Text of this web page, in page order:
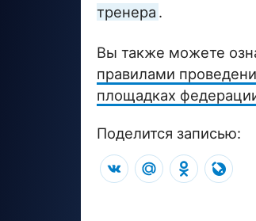
тренера .
Вы также можете
правилами
площадках
Поделится записью:
VK Mail.Ru